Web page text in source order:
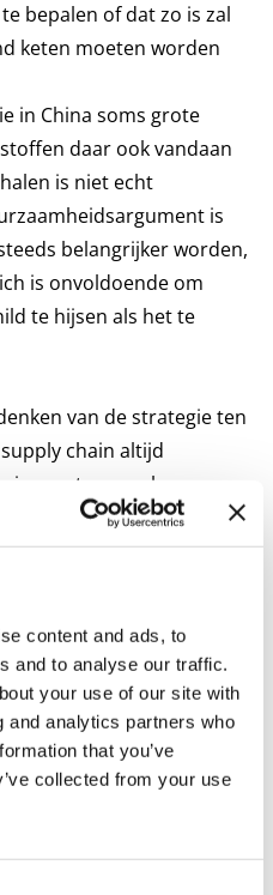
content and ads, to
and to analyse our traffic.
your use of our site with
and analytics partners who
that you’ve
collected from your use
bepalen of dat zo is zal
keten moeten worden
in China soms grote
daar ook vandaan
is niet echt
is
belangrijker worden,
is onvoldoende om
te hijsen als het te
van de strategie ten
chain altijd
sectoren zal een meer
supply chain heel
daarvan kan Reshoring
ingewikkelde manier om
beslissing zijn maar een
Het is
ook alle alternatieve
een meer intensieve
zou op die
ontbreken.